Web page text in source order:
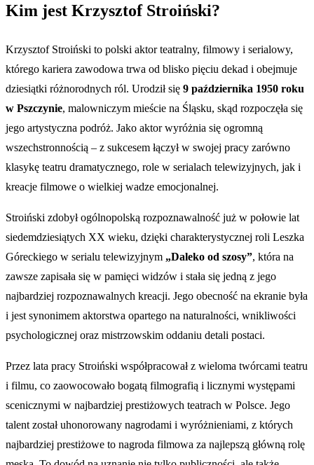
Kim jest Krzysztof Stroiński?
Krzysztof Stroiński to polski aktor teatralny, filmowy i serialowy,
którego kariera zawodowa trwa od blisko pięciu dekad i obejmuje
dziesiątki różnorodnych ról. Urodził się 9 października 1950 roku
w Pszczynie, malowniczym mieście na Śląsku, skąd rozpoczęła się
jego artystyczna podróż. Jako aktor wyróżnia się ogromną
wszechstronnością – z sukcesem łączył w swojej pracy zarówno
klasykę teatru dramatycznego, role w serialach telewizyjnych, jak i
kreacje filmowe o wielkiej wadze emocjonalnej.
Stroiński zdobył ogólnopolską rozpoznawalność już w połowie lat
siedemdziesiątych XX wieku, dzięki charakterystycznej roli Leszka
Góreckiego w serialu telewizyjnym „Daleko od szosy”, która na
zawsze zapisała się w pamięci widzów i stała się jedną z jego
najbardziej rozpoznawalnych kreacji. Jego obecność na ekranie była
i jest synonimem aktorstwa opartego na naturalności, wnikliwości
psychologicznej oraz mistrzowskim oddaniu detali postaci.
Przez lata pracy Stroiński współpracował z wieloma twórcami teatru
i filmu, co zaowocowało bogatą filmografią i licznymi występami
scenicznymi w najbardziej prestiżowych teatrach w Polsce. Jego
talent został uhonorowany nagrodami i wyróżnieniami, z których
najbardziej prestiżowe to nagroda filmowa za najlepszą główną rolę